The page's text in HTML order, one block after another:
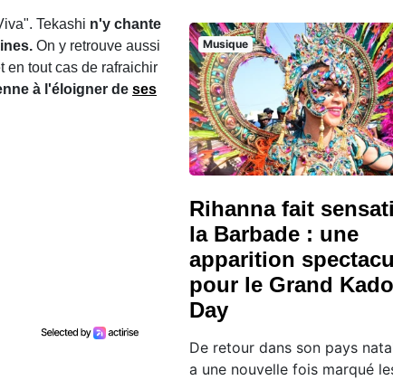
Tekashi n'y chante
On y retrouve aussi
en tout cas de rafraichir
à l'éloigner de ses
Musique
Rihanna fait
la Barbade : une
apparition
pour le Grand
Day
De retour dans son pays
a une nouvelle fois marqué